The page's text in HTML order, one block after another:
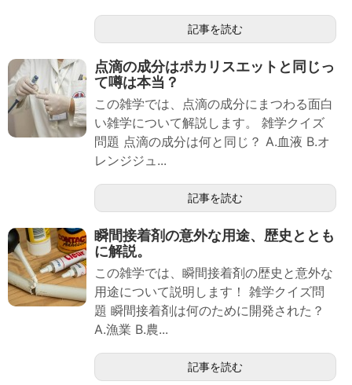
記事を読む
点滴の成分はポカリスエットと同じっ
て噂は本当？
この雑学では、点滴の成分にまつわる面白
い雑学について解説します。 雑学クイズ
問題 点滴の成分は何と同じ？ A.血液 B.オ
レンジジュ...
記事を読む
瞬間接着剤の意外な用途、歴史ととも
に解説。
この雑学では、瞬間接着剤の歴史と意外な
用途について説明します！ 雑学クイズ問
題 瞬間接着剤は何のために開発された？
A.漁業 B.農...
記事を読む